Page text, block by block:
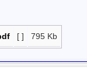
[ ] 795 Kb